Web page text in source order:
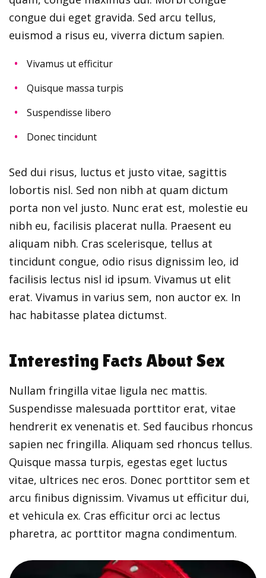
congue dui eget gravida. Sed arcu tellus,
euismod a risus eu, viverra dictum sapien.
Vivamus ut efficitur
Quisque massa turpis
Suspendisse libero
Donec tincidunt
Sed dui risus, luctus et justo vitae, sagittis
lobortis nisl. Sed non nibh at quam dictum
porta non vel justo. Nunc erat est, molestie eu
nibh eu, facilisis placerat nulla. Praesent eu
aliquam nibh. Cras scelerisque, tellus at
tincidunt congue, odio risus dignissim leo, id
facilisis lectus nisl id ipsum. Vivamus ut elit
erat. Vivamus in varius sem, non auctor ex. In
hac habitasse platea dictumst.
Interesting Facts About Sex
Nullam fringilla vitae ligula nec mattis.
Suspendisse malesuada porttitor erat, vitae
hendrerit ex venenatis et. Sed faucibus rhoncus
sapien nec fringilla. Aliquam sed rhoncus tellus.
Quisque massa turpis, egestas eget luctus
vitae, ultrices nec eros. Donec porttitor sem et
arcu finibus dignissim. Vivamus ut efficitur dui,
et vehicula ex. Cras efficitur orci ac lectus
pharetra, ac porttitor magna condimentum.